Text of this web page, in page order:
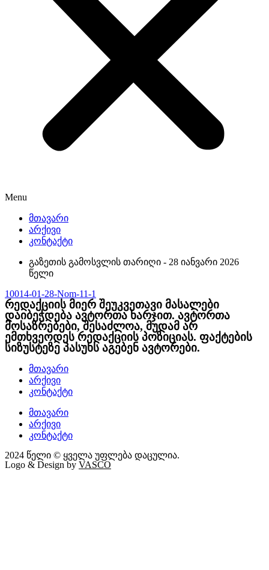
Menu
მთავარი
არქივი
კონტაქტი
გაზეთის გამოსვლის თარიღი - 28 იანვარი 2026
წელი
10014-01-28-Nom-11-1
რედაქციის მიერ შეუკვეთავი მასალები
დაიბეჭდება ავტორთა ხარჯით. ავტორთა
მოსაზრებები, შესაძლოა, მუდამ არ
ემთხვეოდეს რედაქციის პოზიციას. ფაქტების
სიზუსტეზე პასუხს აგებენ ავტორები.
მთავარი
არქივი
კონტაქტი
მთავარი
არქივი
კონტაქტი
2024 წელი © ყველა უფლება დაცულია.
Logo & Design by VASCO